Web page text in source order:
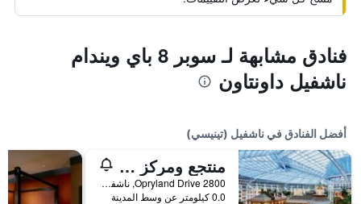
فنادق مشابهة لـ سوبر 8 باي ويندام
ناشفيل داونتاون
أفضل الفنادق في ناشفيل (تينيسي)
منتجع ومركز مؤتمرات غايلورد أوبريلاند
2800 Opryland Drive, ناشفيل (تينيسي), TN, الولايات المتحدة الأميريكية
0.0 كيلومتر عن وسط المدينة